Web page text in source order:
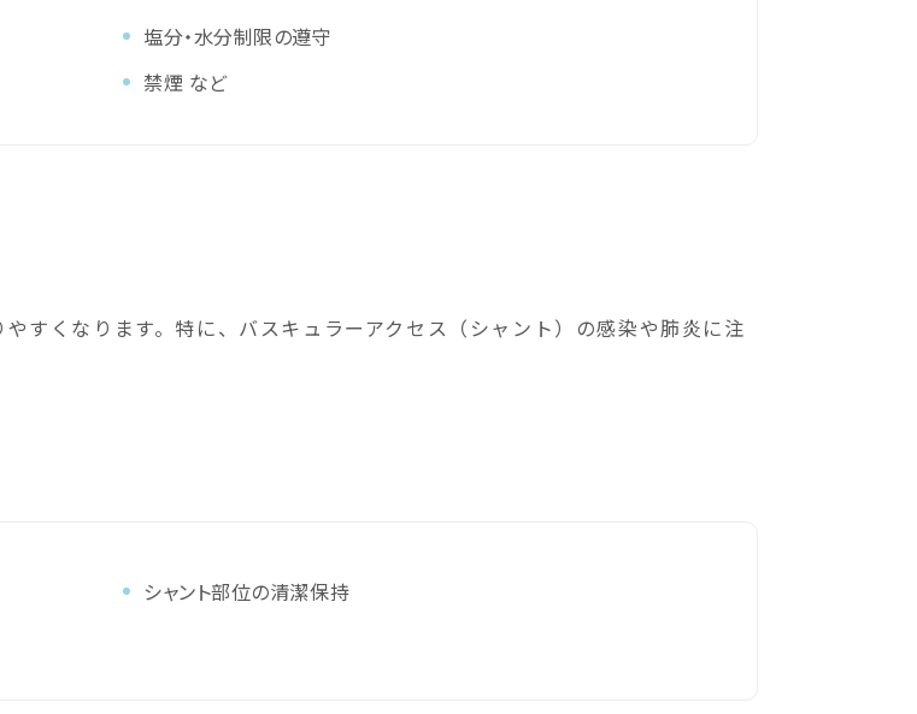
塩分・水分制限の遵守
禁煙 など
すくなります。特に、バスキュラーアクセス（シャント）の感染や肺炎に注
シャント部位の清潔保持